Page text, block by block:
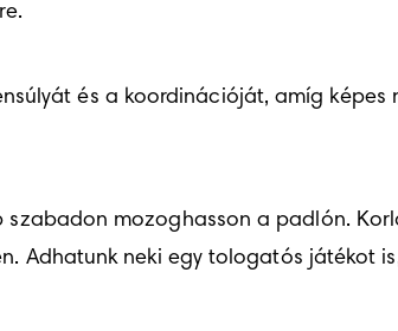
és a koordinációját, amíg
mozoghasson a padlón.
Adhatunk neki egy tologatós játékot